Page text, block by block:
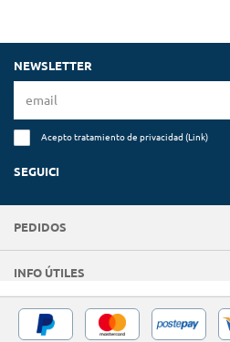
NEWSLETTER
Acepto tratamiento de privacidad (Link)
SEGUICI
PEDIDOS
INFO ÚTILES